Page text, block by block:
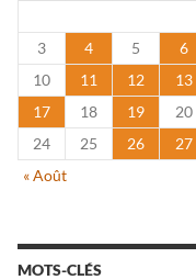
3
4 5 6
10
11 12 13
17
18 19 20
24
25 26 27
« Août
MOTS-CLÉS